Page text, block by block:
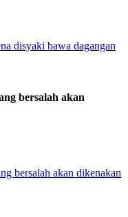
bersalah akan